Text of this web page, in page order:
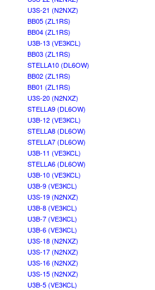
U3S-21 (N2NXZ)
BB05 (ZL1RS)
BB04 (ZL1RS)
U3B-13 (VE3KCL)
BB03 (ZL1RS)
STELLA10 (DL6OW)
BB02 (ZL1RS)
BB01 (ZL1RS)
U3S-20 (N2NXZ)
STELLA9 (DL6OW)
U3B-12 (VE3KCL)
STELLA8 (DL6OW)
STELLA7 (DL6OW)
U3B-11 (VE3KCL)
STELLA6 (DL6OW)
U3B-10 (VE3KCL)
U3B-9 (VE3KCL)
U3S-19 (N2NXZ)
U3B-8 (VE3KCL)
U3B-7 (VE3KCL)
U3B-6 (VE3KCL)
U3S-18 (N2NXZ)
U3S-17 (N2NXZ)
U3S-16 (N2NXZ)
U3S-15 (N2NXZ)
U3B-5 (VE3KCL)